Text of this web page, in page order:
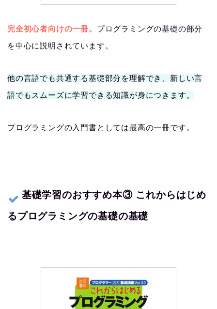
完全初心者向けの一冊。 プログラミングの基礎の部分
を中心に説明されています。
他の言語でも共通する基礎部分を理解でき、新しい言
語でもスムーズに学習できる知識が身につきます。
プログラミングの入門書としては最高の一冊です。
基礎学習のおすすめ本③ これからはじめ
るプログラミングの基礎の基礎